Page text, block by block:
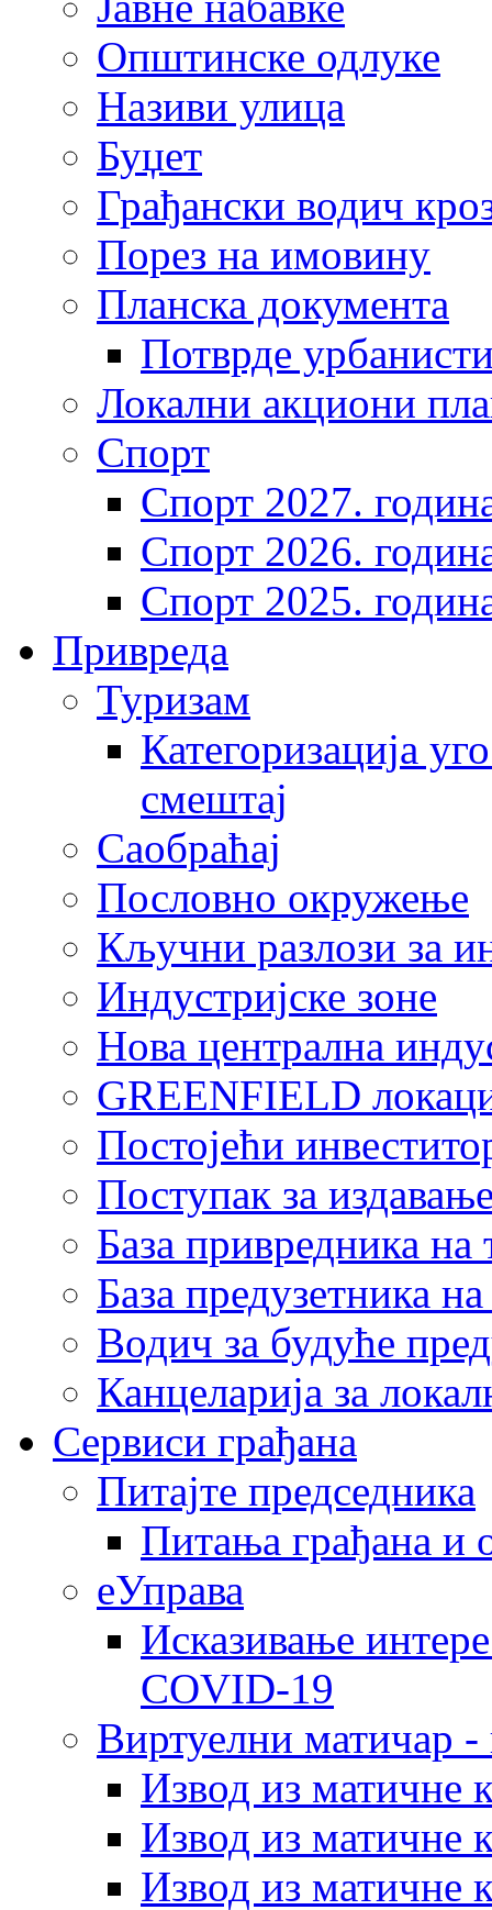
Општинске одлуке
Називи улица
Буџет
Грађански водич
Порез на имовину
Планска документа
Потврде
Локални акциони
Спорт
Спорт 2027.
Спорт 2026.
Спорт 2025.
Привреда
Туризам
Категоризација
смештај
Саобраћај
Пословно окружење
Кључни разлози за
Индустријске зоне
Нова централна
GREENFIELD
Постојећи
Поступак за
База привредника
База предузетника
Водич за будуће
Канцеларија за
Сервиси грађана
Питајте председника
Питања грађана и
еУправа
Исказивање
COVID-19
Виртуелни матичар -
Извод из матичне
Извод из матичне
Извод из матичне